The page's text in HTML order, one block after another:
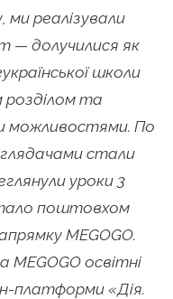
реалізували
— долучилися як
школи
розділом та
можливостями. По
стали
уроки 3
поштовхом
MEGOGO.
освітні
платформи «Дія.